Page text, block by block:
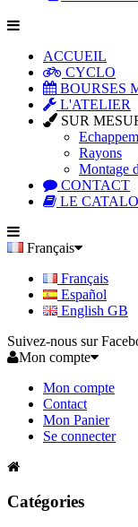
ACCUEIL
CYCLO
BOURSES
L'ATELIER
SUR
Rayons
Montage
CONTACT
LE
Français
Français
Español
English GB
Suivez-nous sur
Mon compte
Mon compte
Contact
Mon Panier
Se connecter
Catégories